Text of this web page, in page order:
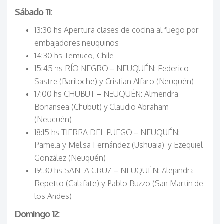
Sábado 11:
13:30 hs Apertura clases de cocina al fuego por
embajadores neuquinos
14:30 hs Temuco, Chile
15:45 hs RÍO NEGRO – NEUQUÉN: Federico
Sastre (Bariloche) y Cristian Alfaro (Neuquén)
17:00 hs CHUBUT – NEUQUÉN: Almendra
Bonansea (Chubut) y Claudio Abraham
(Neuquén)
18:15 hs TIERRA DEL FUEGO – NEUQUÉN:
Pamela y Melisa Fernández (Ushuaia), y Ezequiel
González (Neuquén)
19:30 hs SANTA CRUZ – NEUQUÉN: Alejandra
Repetto (Calafate) y Pablo Buzzo (San Martín de
los Andes)
Domingo 12: